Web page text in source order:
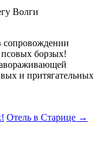
сопровождении
псовых борзых!
и притягательных
Отель в Старице →